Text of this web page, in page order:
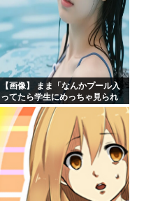
【画像】 まま「なんかプール入
ってたら学生にめっちゃ見られ
たw」